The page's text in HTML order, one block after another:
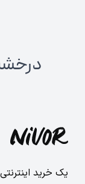
یک خرید